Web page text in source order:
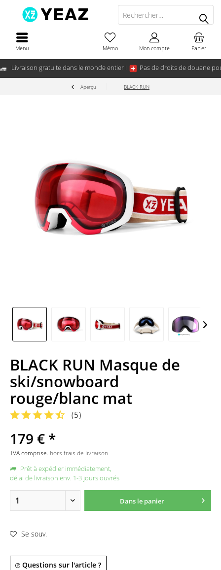
Livraison gratuite dans le monde entier ! Pas de droits de douane
Menu Panier
Mémo Mon compte
Aperçu BLACK RUN
BLACK RUN Masque de
ski/snowboard
rouge/blanc mat
(5)
179 € *
TVA comprise. hors frais de livraison
Prêt à expédier immédiatement,
délai de livraison env. 1-3 jours ouvrés
Dans le panier
Se souv.
Questions sur l'article ?